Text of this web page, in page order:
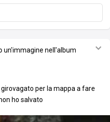
un'immagine nell'album
per la mappa a fare
ho salvato